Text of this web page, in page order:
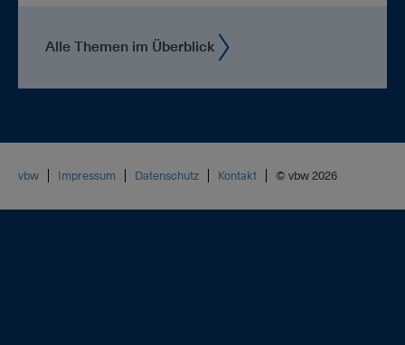
Alle Themen im Überblick
vbw Impressum Datenschutz Kontakt © vbw 2026